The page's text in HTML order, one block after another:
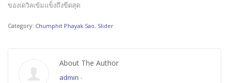
ของเดวิลเข้มแข็งถึงขีดสุด
Category: Chumphit Phayak Sao, Slider
About The Author
admin -